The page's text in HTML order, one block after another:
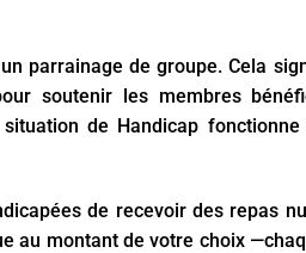
parrainage de groupe. Cela
soutenir les membres
de Handicap
de recevoir des repas
au montant de votre choix